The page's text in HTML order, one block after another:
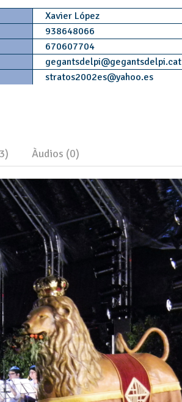
Xavier López
938648066
670607704
gegantsdelpi@gegantsdelpi.cat
stratos2002es@yahoo.es
Àudios (0)